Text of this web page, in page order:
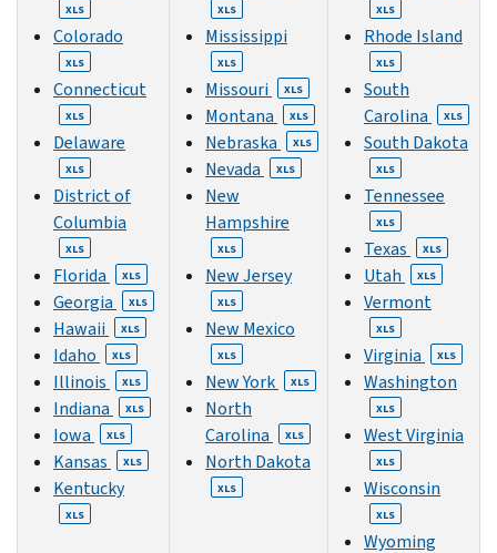
XLS
Colorado
XLS
Connecticut
XLS
Delaware
XLS
District of
Columbia
XLS
Florida XLS
Georgia XLS
Hawaii XLS
Idaho XLS
Illinois XLS
Indiana XLS
Iowa XLS
Kansas XLS
Kentucky
XLS
XLS
Mississippi
XLS
Missouri XLS
Montana XLS
Nebraska XLS
Nevada XLS
New
Hampshire
XLS
New Jersey
XLS
New Mexico
XLS
New York XLS
North
Carolina
XLS
North Dakota
XLS
XLS
Rhode Island
XLS
South
Carolina
XLS
South Dakota
XLS
Tennessee
XLS
Texas XLS
Utah XLS
Vermont
XLS
Virginia XLS
Washington
XLS
West Virginia
XLS
Wisconsin
XLS
Wyoming